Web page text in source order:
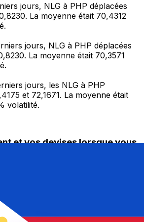
jours, NLG à PHP déplacées
La moyenne était 70,4312
jours, NLG à PHP déplacées
La moyenne était 70,3571
jours, les NLG à PHP
et 72,1671. La moyenne était
volatilité.
et vos devises lorsque vous
toutes les fonctionnalités
transferts d'argent internationaux
Convertissez des devises,
de taux et transférez de
frais cachés. Téléchargez